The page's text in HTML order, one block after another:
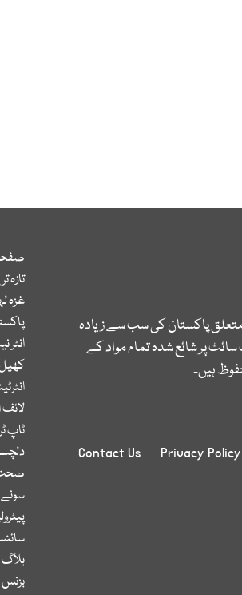
پاکستان کی سب سے زیادہ
پر شائع شدہ تمام مواد کے
ہیں۔
Privacy Policy
Contact Us
تازہ
غزہ
انٹر
لائف
ٹاپ
بلاگ
بزنس